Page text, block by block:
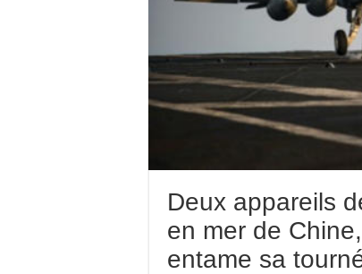
Deux appareils
en mer de
entame sa